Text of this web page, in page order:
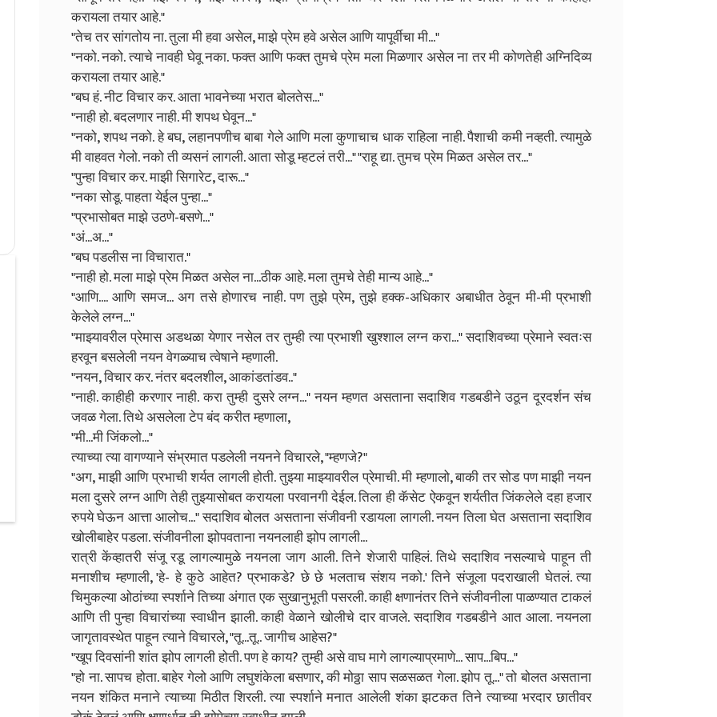
करायला तयार आहे."
"तेच तर सांगतोय ना. तुला मी हवा असेल, माझे प्रेम हवे असेल आणि यापूर्वीचा मी..."
"नको. नको. त्याचे नावही घेवू नका. फक्त आणि फक्त तुमचे प्रेम मला मिळणार असेल ना तर मी कोणतेही अग्निदिव्य
करायला तयार आहे."
"बघ हं. नीट विचार कर. आता भावनेच्या भरात बोलतेस..."
"नाही हो. बदलणार नाही. मी शपथ घेवून..."
"नको, शपथ नको. हे बघ, लहानपणीच बाबा गेले आणि मला कुणाचाच धाक राहिला नाही. पैशाची कमी नव्हती. त्यामुळे
मी वाहवत गेलो. नको ती व्यसनं लागली. आता सोडू म्हटलं तरी..." "राहू द्या. तुमच प्रेम मिळत असेल तर..."
"पुन्हा विचार कर. माझी सिगारेट, दारू..."
"नका सोडू. पाहता येईल पुन्हा..."
"प्रभासोबत माझे उठणे-बसणे..."
"अं...अ..."
"बघ पडलीस ना विचारात."
"नाही हो. मला माझे प्रेम मिळत असेल ना...ठीक आहे. मला तुमचे तेही मान्य आहे..."
"आणि.... आणि समज... अग तसे होणारच नाही. पण तुझे प्रेम, तुझे हक्क-अधिकार अबाधीत ठेवून मी-मी प्रभाशी
केलेले लग्न..."
"माझ्यावरील प्रेमास अडथळा येणार नसेल तर तुम्ही त्या प्रभाशी खुश्शाल लग्न करा..." सदाशिवच्या प्रेमाने स्वतःस
हरवून बसलेली नयन वेगळ्याच त्वेषाने म्हणाली.
"नयन, विचार कर. नंतर बदलशील, आकांडतांडव.."
"नाही. काहीही करणार नाही. करा तुम्ही दुसरे लग्न..." नयन म्हणत असताना सदाशिव गडबडीने उठून दूरदर्शन संच
जवळ गेला. तिथे असलेला टेप बंद करीत म्हणाला,
"मी...मी जिंकलो..."
त्याच्या त्या वागण्याने संभ्रमात पडलेली नयनने विचारले, "म्हणजे?"
"अग, माझी आणि प्रभाची शर्यत लागली होती. तुझ्या माझ्यावरील प्रेमाची. मी म्हणालो, बाकी तर सोड पण माझी नयन
मला दुसरे लग्न आणि तेही तुझ्यासोबत करायला परवानगी देईल. तिला ही कॅसेट ऐकवून शर्यतीत जिंकलेले दहा हजार
रुपये घेऊन आत्ता आलोच..." सदाशिव बोलत असताना संजीवनी रडायला लागली. नयन तिला घेत असताना सदाशिव
खोलीबाहेर पडला. संजीवनीला झोपवताना नयनलाही झोप लागली...
रात्री केंव्हातरी संजू रडू लागल्यामुळे नयनला जाग आली. तिने शेजारी पाहिलं. तिथे सदाशिव नसल्याचे पाहून ती
मनाशीच म्हणाली, 'हे- हे कुठे आहेत? प्रभाकडे? छे छे भलताच संशय नको.' तिने संजूला पदराखाली घेतलं. त्या
चिमुकल्या ओठांच्या स्पर्शाने तिच्या अंगात एक सुखानुभूती पसरली. काही क्षणानंतर तिने संजीवनीला पाळण्यात टाकलं
आणि ती पुन्हा विचारांच्या स्वाधीन झाली. काही वेळाने खोलीचे दार वाजले. सदाशिव गडबडीने आत आला. नयनला
जागृतावस्थेत पाहून त्याने विचारले, "तू...तू.. जागीच आहेस?"
"खूप दिवसांनी शांत झोप लागली होती. पण हे काय? तुम्ही असे वाघ मागे लागल्याप्रमाणे... साप...बिप..."
"हो ना. सापच होता. बाहेर गेलो आणि लघुशंकेला बसणार, की मोठ्ठा साप सळसळत गेला. झोप तू..." तो बोलत असताना
नयन शंकित मनाने त्याच्या मिठीत शिरली. त्या स्पर्शाने मनात आलेली शंका झटकत तिने त्याच्या भरदार छातीवर